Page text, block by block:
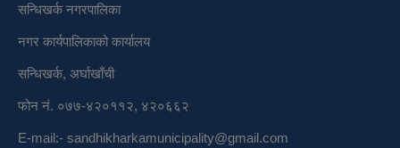
सन्धिखर्क नगरपालिका
नगर कार्यपालिकाको कार्यालय
सन्धिखर्क, अर्घाखाँची
फोन नं. ०७७-४२०११२, ४२०६६२
E-mail:- sandhikharkamunicipality@gmail.com